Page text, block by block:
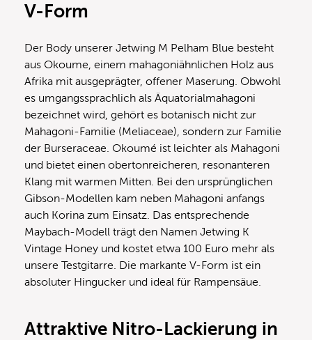
V-Form
Der Body unserer Jetwing M Pelham Blue besteht
aus Okoume, einem mahagoniähnlichen Holz aus
Afrika mit ausgeprägter, offener Maserung. Obwohl
es umgangssprachlich als Äquatorialmahagoni
bezeichnet wird, gehört es botanisch nicht zur
Mahagoni-Familie (Meliaceae), sondern zur Familie
der Burseraceae. Okoumé ist leichter als Mahagoni
und bietet einen obertonreicheren, resonanteren
Klang mit warmen Mitten. Bei den ursprünglichen
Gibson-Modellen kam neben Mahagoni anfangs
auch Korina zum Einsatz. Das entsprechende
Maybach-Modell trägt den Namen Jetwing K
Vintage Honey und kostet etwa 100 Euro mehr als
unsere Testgitarre. Die markante V-Form ist ein
absoluter Hingucker und ideal für Rampensäue.
Attraktive Nitro-Lackierung in